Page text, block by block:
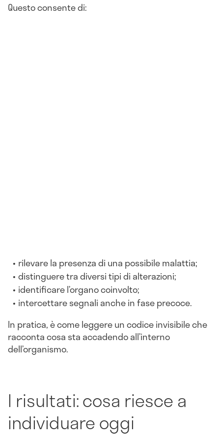
Questo consente di:
rilevare la presenza di una possibile malattia;
distinguere tra diversi tipi di alterazioni;
identificare l’organo coinvolto;
intercettare segnali anche in fase precoce.
In pratica, è come leggere un codice invisibile che
racconta cosa sta accadendo all’interno
dell’organismo.
I risultati: cosa riesce a
individuare oggi